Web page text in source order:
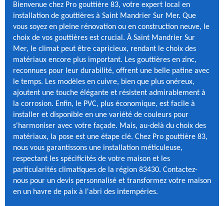
Bienvenue chez Pro gouttière 83, votre expert local en
installation de gouttières à Saint Mandrier Sur Mer. Que
vous soyez en pleine rénovation ou en construction neuve, le
choix de vos gouttières est crucial. À Saint Mandrier Sur
Mer, le climat peut être capricieux, rendant le choix des
matériaux encore plus important. Les gouttières en zinc,
reconnues pour leur durabilité, offrent une belle patine avec
le temps. Les modèles en cuivre, bien que plus onéreux,
ajoutent une touche élégante et résistent admirablement à
la corrosion. Enfin, le PVC, plus économique, est facile à
installer et disponible en une variété de couleurs pour
s'harmoniser avec votre façade. Mais, au-delà du choix des
matériaux, la pose est une étape clé. Chez Pro gouttière 83,
nous vous garantissons une installation méticuleuse,
respectant les spécificités de votre maison et les
particularités climatiques de la région 83430. Contactez-
nous pour un devis personnalisé et transformez votre maison
en un havre de paix à l'abri des intempéries.